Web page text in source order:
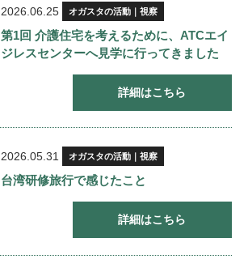
2026.06.25 オガスタの活動｜視察
第1回 介護住宅を考えるために、ATCエイ
ジレスセンターへ見学に行ってきました
詳細はこちら
2026.05.31 オガスタの活動｜視察
台湾研修旅行で感じたこと
詳細はこちら